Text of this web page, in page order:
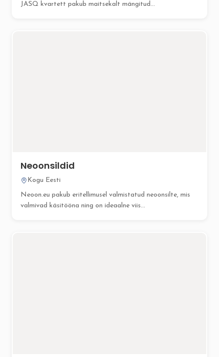
JASQ kvartett pakub maitsekalt mängitud...
Neoonsildid
Kogu Eesti
Neoon.eu pakub eritellimusel valmistatud neoonsilte, mis
valmivad käsitööna ning on ideaalne viis...